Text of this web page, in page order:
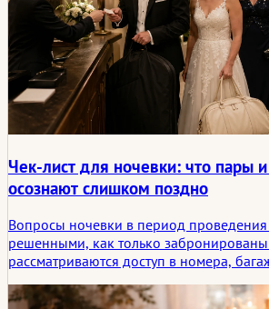
которые незаметно закрепились. На
мнения практиков и вопрос о том, как
человеку, не определяя его личность.
Чек-лист для ночевки: что пары и
осознают слишком поздно
Вопросы ночевки в период проведения
решенными, как только забронированы
рассматриваются доступ в номера,
пары и гости обычно замечают слишком